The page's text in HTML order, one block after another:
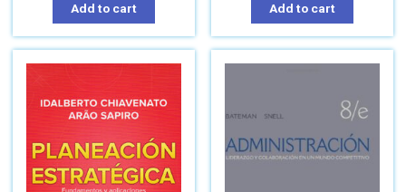
Add to cart Add to cart